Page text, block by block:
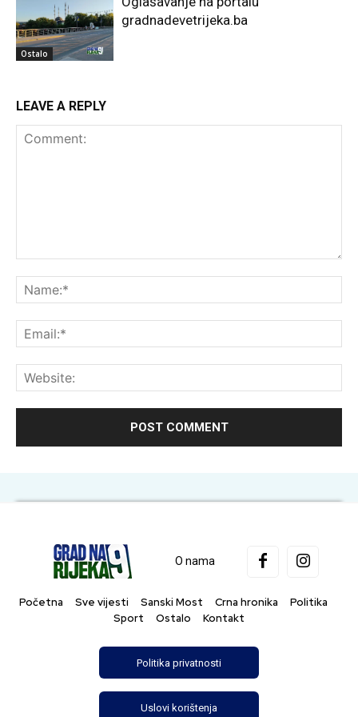
Ostalo
gradnadevetrijeka.ba
LEAVE A REPLY
O nama
Početna Sve vijesti Sanski Most Crna hronika
Politika
Sport
Ostalo Kontakt
Politika privatnosti
Uslovi korištenja